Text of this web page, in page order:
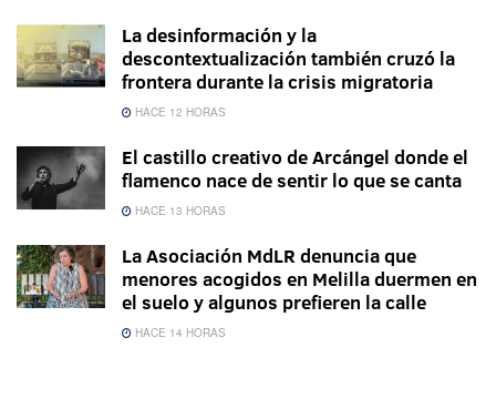
La desinformación y la
descontextualización también cruzó la
frontera durante la crisis migratoria
HACE 12 HORAS
El castillo creativo de Arcángel donde el
flamenco nace de sentir lo que se canta
HACE 13 HORAS
La Asociación MdLR denuncia que
menores acogidos en Melilla duermen en
el suelo y algunos prefieren la calle
HACE 14 HORAS